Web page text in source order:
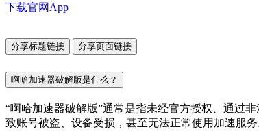
下载官网App
分享标题链接 分享页面链接
啊哈加速器破解版是什么？
“啊哈加速器破解版”通常是指未经官方授权、通过
致账号被盗、设备受损，甚至无法正常使用加速服务